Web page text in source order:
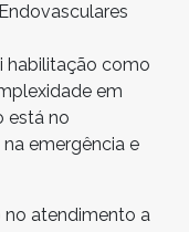
habilitação como
em
está no
emergência e
atendimento a